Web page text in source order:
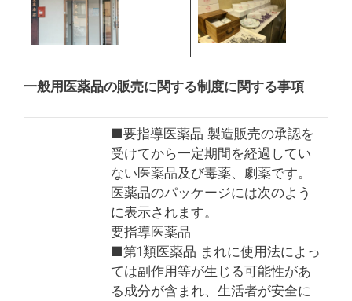
一般用医薬品の販売に関する制度に関する事項
■要指導医薬品 製造販売の承認を
受けてから一定期間を経過してい
ない医薬品及び毒薬、劇薬です。
医薬品のパッケージには次のよう
に表示されます。
要指導医薬品
■第1類医薬品 まれに使用法によっ
ては副作用等が生じる可能性があ
る成分が含まれ、生活者が安全に